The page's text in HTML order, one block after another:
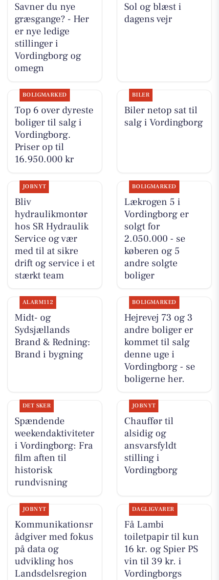
Savner du nye
græsgange? - Her
er nye ledige
stillinger i
Vordingborg og
omegn
Sol og blæst i
dagens vejr
BOLIGMARKED
Top 6 over dyreste
boliger til salg i
Vordingborg.
Priser op til
16.950.000 kr
BILER
Biler netop sat til
salg i Vordingborg
JOBNYT
Bliv
hydraulikmontør
hos SR Hydraulik
Service og vær
med til at sikre
drift og service i et
stærkt team
BOLIGMARKED
Lækrogen 5 i
Vordingborg er
solgt for
2.050.000 - se
køberen og 5
andre solgte
boliger
ALARM112
Midt- og
Sydsjællands
Brand & Redning:
Brand i bygning
BOLIGMARKED
Hejrevej 73 og 3
andre boliger er
kommet til salg
denne uge i
Vordingborg - se
boligerne her.
DET SKER
Spændende
weekendaktiviteter
i Vordingborg: Fra
film aften til
historisk
rundvisning
JOBNYT
Chauffør til
alsidig og
ansvarsfyldt
stilling i
Vordingborg
JOBNYT
Kommunikationsr
ådgiver med fokus
på data og
udvikling hos
Landsdelsregion
DAGLIGVARER
Få Lambi
toiletpapir til kun
16 kr. og Spier PS
vin til 39 kr. i
Vordingborgs